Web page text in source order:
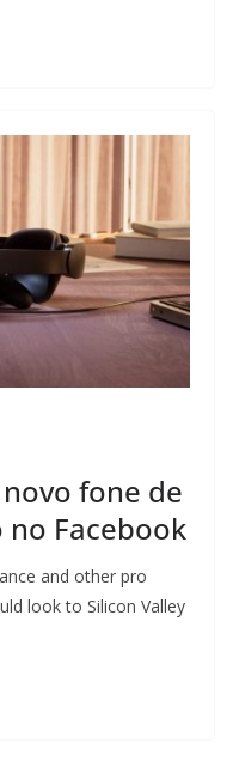
fone de
no Facebook
and other pro
look to Silicon Valley